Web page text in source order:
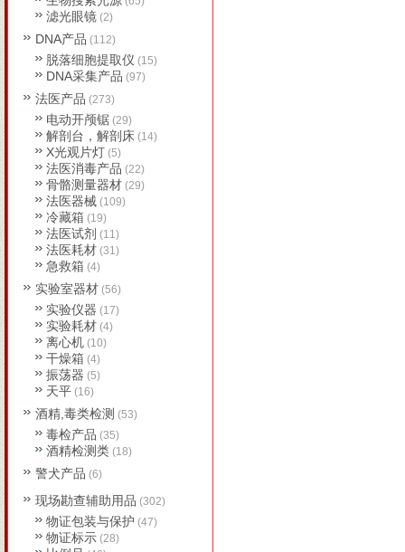
滤光眼镜 (2)
DNA产品 (112)
脱落细胞提取仪 (15)
DNA采集产品 (97)
法医产品 (273)
电动开颅锯 (29)
解剖台，解剖床 (14)
X光观片灯 (5)
法医消毒产品 (22)
骨骼测量器材 (29)
法医器械 (109)
冷藏箱 (19)
法医试剂 (11)
法医耗材 (31)
急救箱 (4)
实验室器材 (56)
实验仪器 (17)
实验耗材 (4)
离心机 (10)
干燥箱 (4)
振荡器 (5)
天平 (16)
酒精,毒类检测 (53)
毒检产品 (35)
酒精检测类 (18)
警犬产品 (6)
现场勘查辅助用品 (302)
物证包装与保护 (47)
物证标示 (28)